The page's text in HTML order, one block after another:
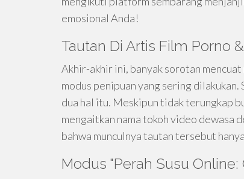
emosional Anda!
Tautan Di Artis Film Porno
Akhir-akhir ini, banyak sorotan
modus penipuan yang sering
dua hal itu. Meskipun tidak terungkap
mengaitkan nama tokoh video dewasa
bahwa munculnya tautan tersebut
Modus "Perah Susu